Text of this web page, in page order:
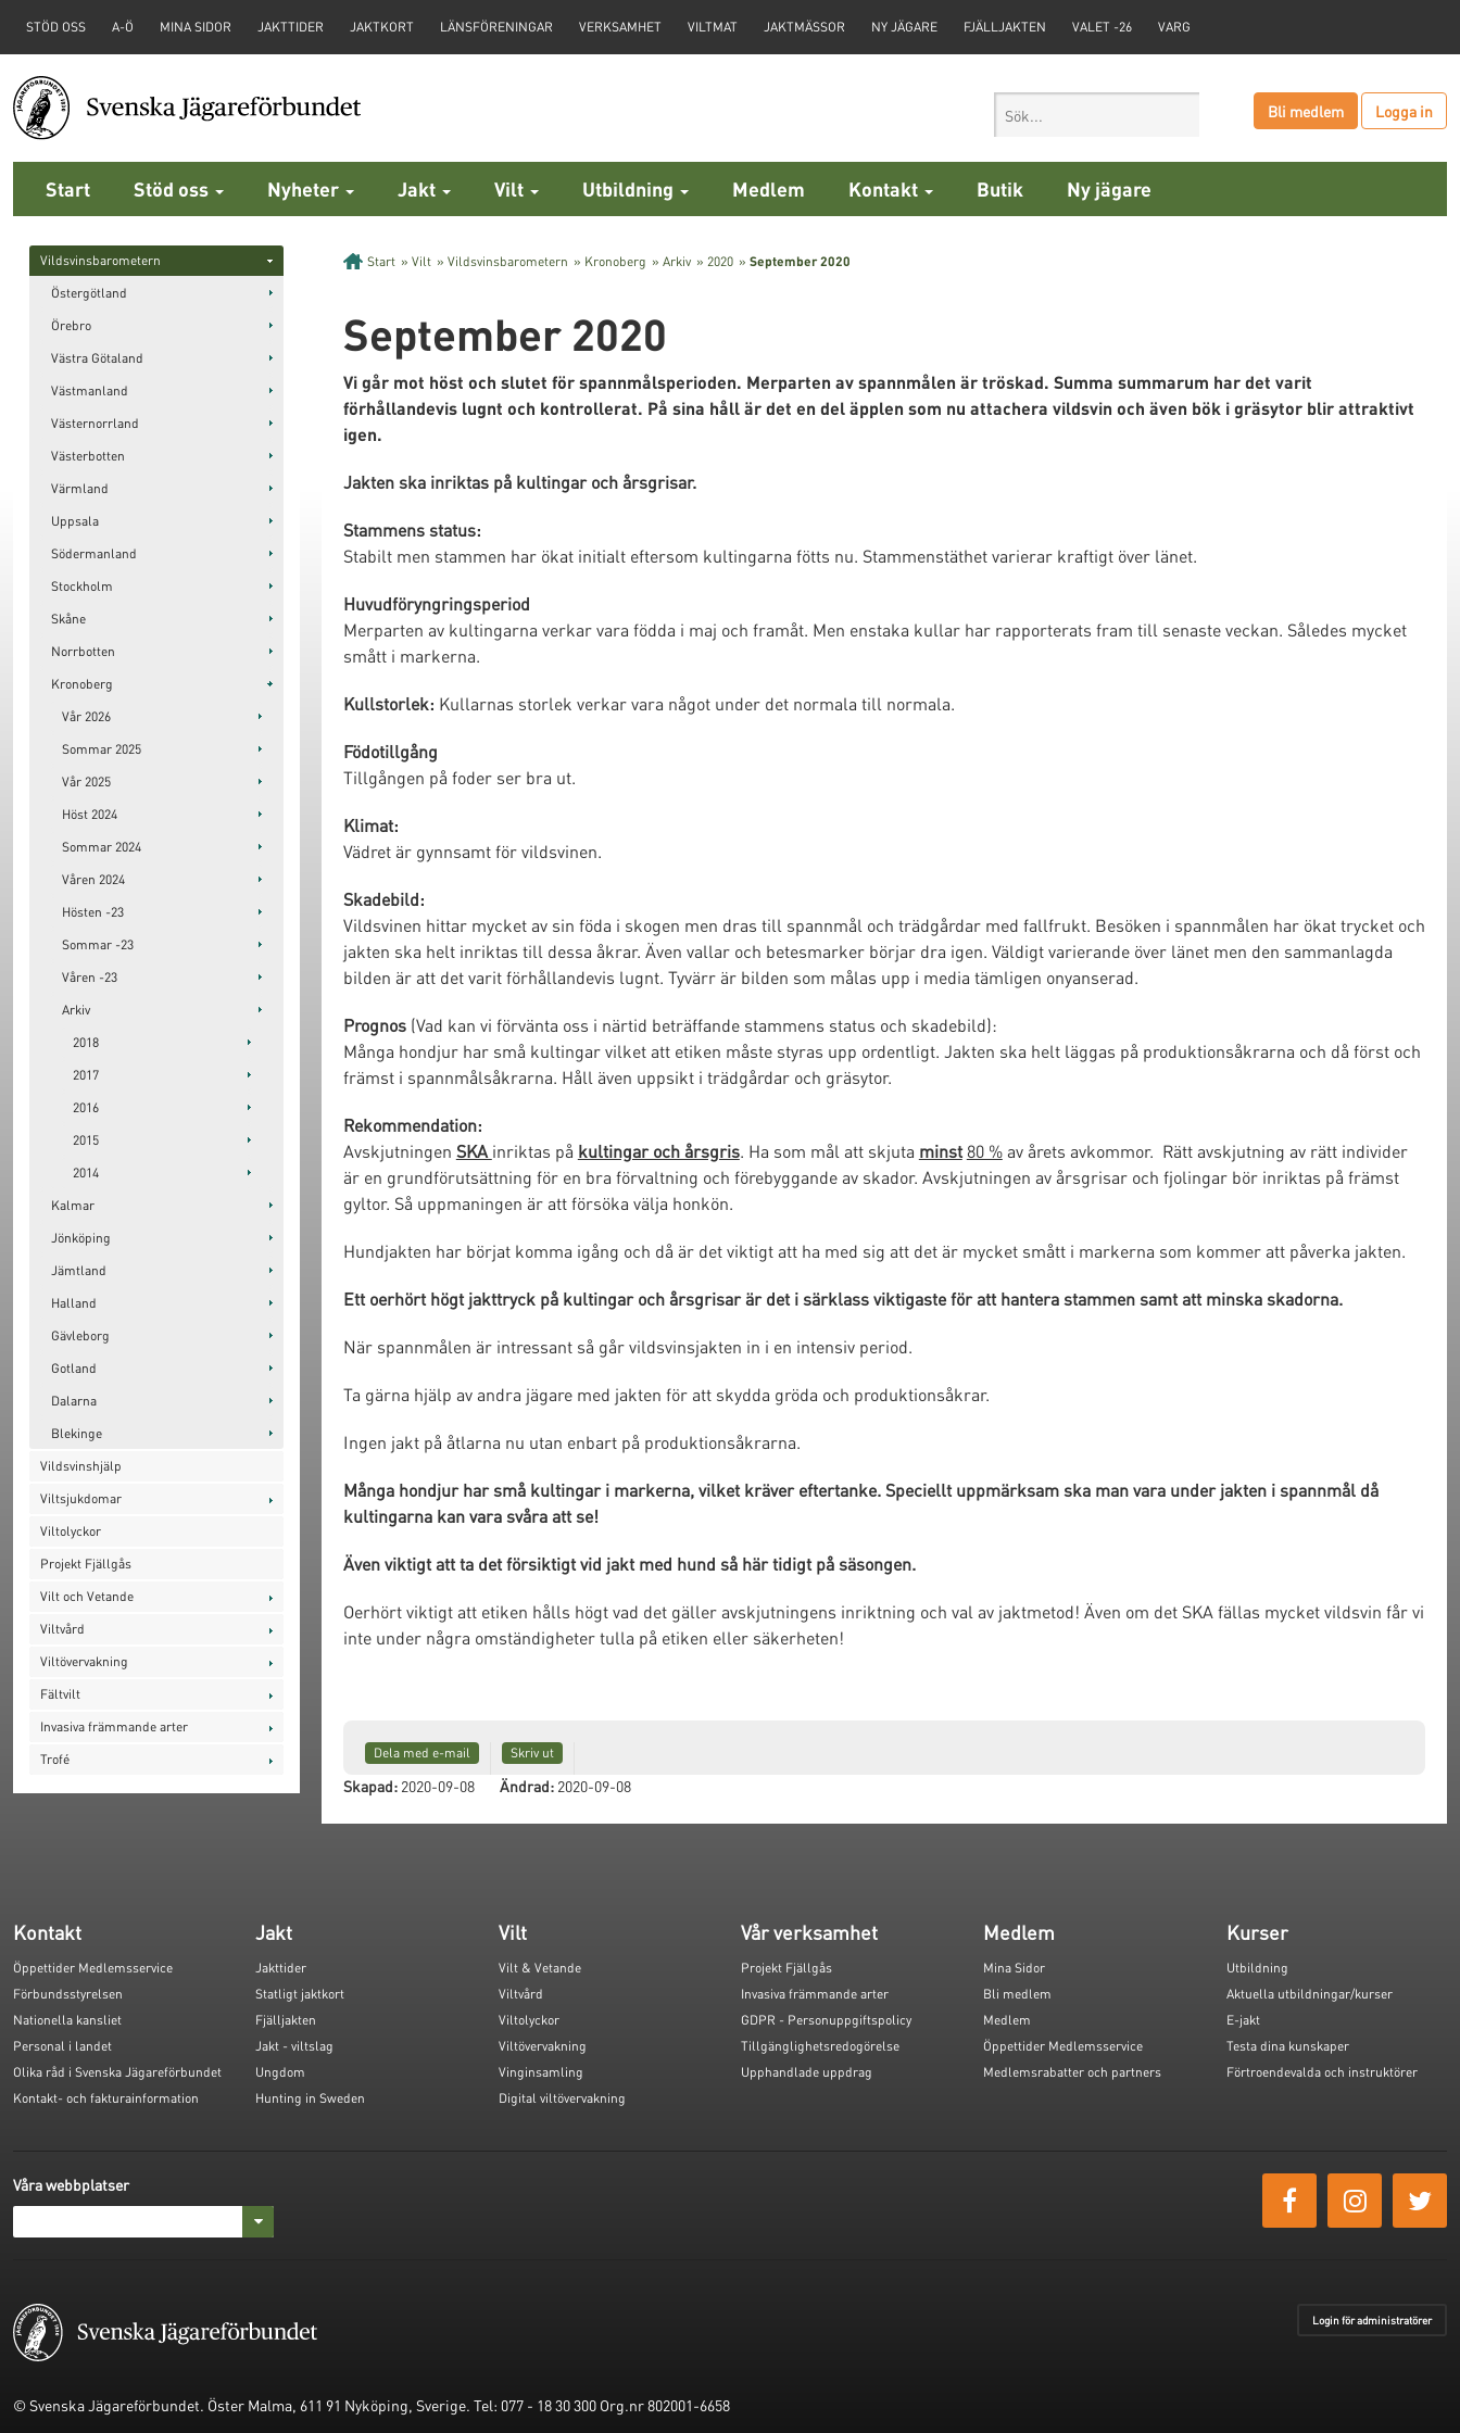
STÖD OSS A-Ö MINA SIDOR JAKTTIDER JAKTKORT LÄNSFÖRENINGAR VERKSAMHET VILTMAT JAKTMÄSSOR NY JÄGARE FJÄLLJAKTEN VALET -26 VARG
Bli medlem Logga in
Start Stöd oss Nyheter Jakt Vilt Utbildning Medlem Kontakt Butik Ny jägare
Vildsvinsbarometern
Östergötland
Örebro
Västra Götaland
Västmanland
Västernorrland
Västerbotten
Värmland
Uppsala
Södermanland
Stockholm
Skåne
Norrbotten
Kronoberg
Vår 2026
Sommar 2025
Vår 2025
Höst 2024
Sommar 2024
Våren 2024
Hösten -23
Sommar -23
Våren -23
Arkiv
2018
2017
2016
2015
2014
Kalmar
Jönköping
Jämtland
Halland
Gävleborg
Gotland
Dalarna
Blekinge
Vildsvinshjälp
Viltsjukdomar
Viltolyckor
Projekt Fjällgås
Vilt och Vetande
Viltvård
Viltövervakning
Fältvilt
Invasiva främmande arter
Trofé
Start » Vilt » Vildsvinsbarometern » Kronoberg » Arkiv » 2020 » September 2020
September 2020
Vi går mot höst och slutet för spannmålsperioden. Merparten av spannmålen är tröskad. Summa summarum har det varit
förhållandevis lugnt och kontrollerat. På sina håll är det en del äpplen som nu attachera vildsvin och även bök i gräsytor blir attraktivt
igen.
Jakten ska inriktas på kultingar och årsgrisar.
Stammens status:
Stabilt men stammen har ökat initialt eftersom kultingarna fötts nu. Stammenstäthet varierar kraftigt över länet.
Huvudföryngringsperiod
Merparten av kultingarna verkar vara födda i maj och framåt. Men enstaka kullar har rapporterats fram till senaste veckan. Således mycket
smått i markerna.
Kullstorlek: Kullarnas storlek verkar vara något under det normala till normala.
Födotillgång
Tillgången på foder ser bra ut.
Klimat:
Vädret är gynnsamt för vildsvinen.
Skadebild:
Vildsvinen hittar mycket av sin föda i skogen men dras till spannmål och trädgårdar med fallfrukt. Besöken i spannmålen har ökat trycket och
jakten ska helt inriktas till dessa åkrar. Även vallar och betesmarker börjar dra igen. Väldigt varierande över länet men den sammanlagda
bilden är att det varit förhållandevis lugnt. Tyvärr är bilden som målas upp i media tämligen onyanserad.
Prognos(Vad kan vi förvänta oss i närtid beträffande stammens status och skadebild):
Många hondjur har små kultingar vilket att etiken måste styras upp ordentligt. Jakten ska helt läggas på produktionsåkrarna och då först och
främst i spannmålsåkrarna. Håll även uppsikt i trädgårdar och gräsytor.
Rekommendation:
Avskjutningen SKAinriktas på kultingar och årsgris. Ha som mål att skjuta minst 80 %av årets avkommor. Rätt avskjutning av rätt individer
är en grundförutsättning för en bra förvaltning och förebyggande av skador. Avskjutningen av årsgrisar och fjolingar bör inriktas på främst
gyltor. Så uppmaningen är att försöka välja honkön.
Hundjakten har börjat komma igång och då är det viktigt att ha med sig att det är mycket smått i markerna som kommer att påverka jakten.
Ett oerhört högt jakttryck på kultingar och årsgrisar är det i särklass viktigaste för att hantera stammen samt att minska skadorna.
När spannmålen är intressant så går vildsvinsjakten in i en intensiv period.
Ta gärna hjälp av andra jägare med jakten för att skydda gröda och produktionsåkrar.
Ingen jakt på åtlarna nu utan enbart på produktionsåkrarna.
Många hondjur har små kultingar i markerna, vilket kräver eftertanke. Speciellt uppmärksam ska man vara under jakten i spannmål då
kultingarna kan vara svåra att se!
Även viktigt att ta det försiktigt vid jakt med hund så här tidigt på säsongen.
Oerhört viktigt att etiken hålls högt vad det gäller avskjutningens inriktning och val av jaktmetod! Även om det SKA fällas mycket vildsvin får vi
inte under några omständigheter tulla på etiken eller säkerheten!
Dela med e-mail Skriv ut
Skapad:2020-09-08 Ändrad:2020-09-08
Kontakt
Öppettider Medlemsservice
Förbundsstyrelsen
Nationella kansliet
Personal i landet
Olika råd i Svenska Jägareförbundet
Kontakt- och fakturainformation
Jakt
Jakttider
Statligt jaktkort
Fjälljakten
Jakt - viltslag
Ungdom
Hunting in Sweden
Vilt
Vilt & Vetande
Viltvård
Viltolyckor
Viltövervakning
Vinginsamling
Digital viltövervakning
Vår verksamhet
Projekt Fjällgås
Invasiva främmande arter
GDPR - Personuppgiftspolicy
Tillgänglighetsredogörelse
Upphandlade uppdrag
Medlem
Mina Sidor
Bli medlem
Medlem
Öppettider Medlemsservice
Medlemsrabatter och partners
Kurser
Utbildning
Aktuella utbildningar/kurser
E-jakt
Testa dina kunskaper
Förtroendevalda och instruktörer
Våra webbplatser
Login för administratörer
© Svenska Jägareförbundet. Öster Malma, 611 91 Nyköping, Sverige. Tel: 077 - 18 30 300 Org.nr 802001-6658